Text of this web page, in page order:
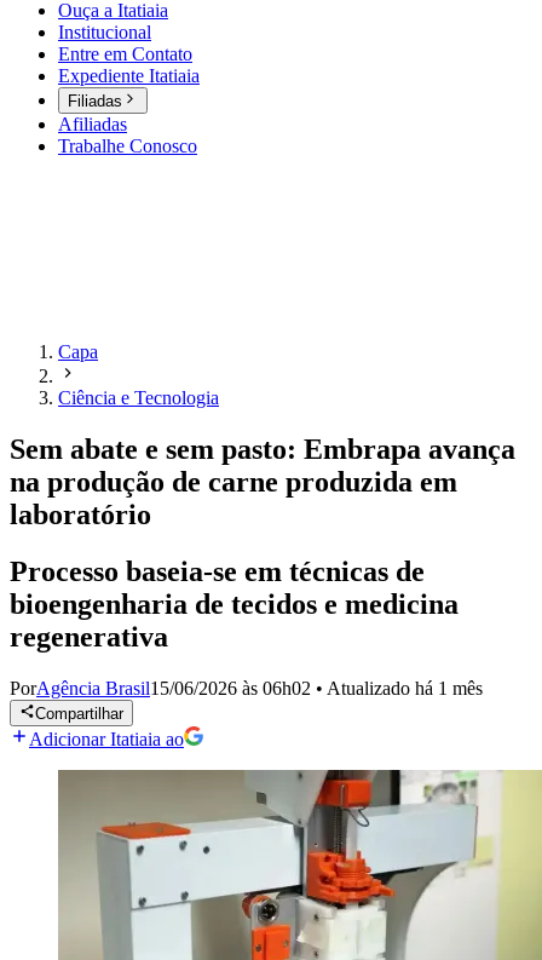
Ouça a Itatiaia
Institucional
Entre em Contato
Expediente Itatiaia
Filiadas
Afiliadas
Trabalhe Conosco
Capa
Ciência e Tecnologia
Sem abate e sem pasto: Embrapa avança
na produção de carne produzida em
laboratório
Processo baseia-se em técnicas de
bioengenharia de tecidos e medicina
regenerativa
PorAgência Brasil15/06/2026 às 06h02 • Atualizado há 1 mês
Compartilhar
Adicionar Itatiaia ao